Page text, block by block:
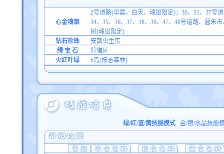
心金魂银
2号道路(早晨、白天、魂银限定)；30、31、37号
34、35、36、37、38、39、47、48号道路、圆朱
树(魂银限定)
钻石珍珠
安瓢虫生蛋
绿 宝 石
狩猎区
火红叶绿
6岛(标志森林)
绿/红/蓝/黄技能模式 金/银/水晶技能